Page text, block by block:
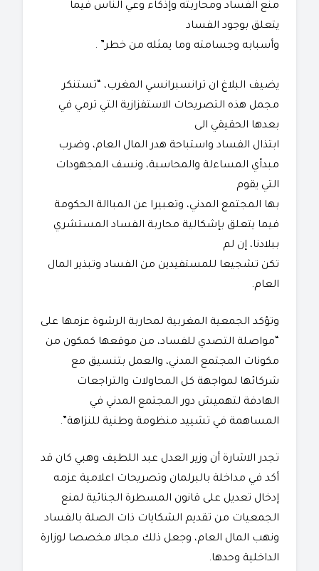
منع الفساد ومحاربته وإذكاء وعي الناس فيما
يتعلق بوجود الفساد
وأسبابه وجسامته وما يمثله من خطر” .
يضيف البلاغ ان ترانسبرانسي المغرب، “تستنكر
مجمل هذه التصريحات الاستفزازية التي ترمي في
بعدها الحقيقي الى
ابتذال الفساد واستباحة هدر المال العام، وضرب
مبدأي المساءلة والمحاسبة، ونسف المجهودات
التي يقوم
بها المجتمع المدني، وتعبيرا عن المباالة الحكومة
فيما يتعلق بإشكالية محاربة الفساد المستشري
ببلادنا، إن لم
تكن تشجيعا للمستفيدين من الفساد وتبذير المال
العام.
وتؤكد الجمعية المغربية لمحاربة الرشوة عزمها على
“مواصلة التصدي للفساد، من موقعها كمكون من
مكونات المجتمع المدني، والعمل بتنسيق مع
شركائها لمواجهة كل المحاولات والتراجعات
الهادفة لتهميش دور المجتمع المدني في
المساهمة في تشييد منظومة وطنية للنزاهة”.
تجدر الاشارة أن وزير العدل عبد اللطيف وهبي كان قد
أكد في مداخلة بالبرلمان وتصريحات اعلامية عزمه
إدخال تعديل على قانون المسطرة الجنائية لمنع
الجمعيات من تقديم الشكايات ذات الصلة بالفساد
ونهب المال العام، وجعل ذلك مجالا مخصصا لوزارة
الداخلية وحدها.